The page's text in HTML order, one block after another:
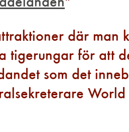
där man
tigerungar för att
som det